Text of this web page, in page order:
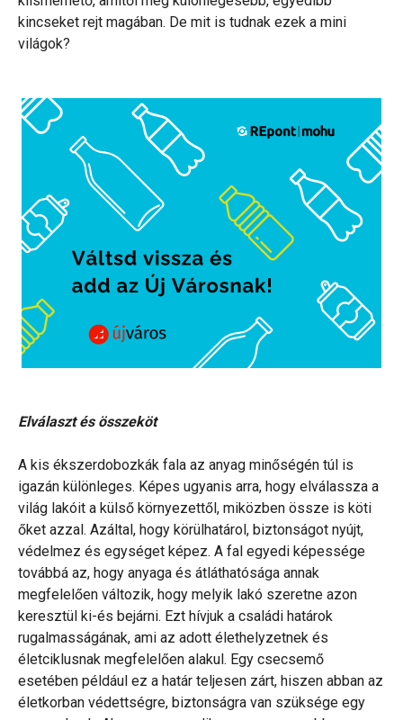
kincseket rejt magában. De mit is tudnak ezek a mini
világok?
Elválaszt és összeköt
A kis ékszerdobozkák fala az anyag minőségén túl is
igazán különleges. Képes ugyanis arra, hogy elválassza a
világ lakóit a külső környezettől, miközben össze is köti
őket azzal. Azáltal, hogy körülhatárol, biztonságot nyújt,
védelmez és egységet képez. A fal egyedi képessége
továbbá az, hogy anyaga és átláthatósága annak
megfelelően változik, hogy melyik lakó szeretne azon
keresztül ki-és bejárni. Ezt hívjuk a családi határok
rugalmasságának, ami az adott élethelyzetnek és
életciklusnak megfelelően alakul. Egy csecsemő
esetében például ez a határ teljesen zárt, hiszen abban az
életkorban védettségre, biztonságra van szüksége egy